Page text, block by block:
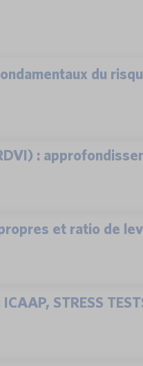
du
:
propres et ratio de
STRESS